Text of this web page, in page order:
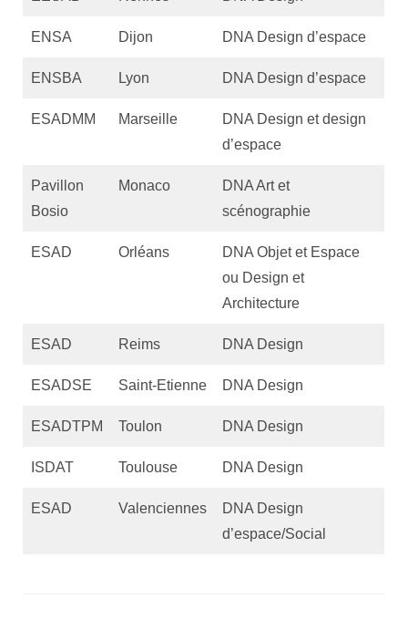
ENSA Dijon DNA Design d’espace
ENSBA Lyon DNA Design d’espace
ESADMM Marseille
DNA Design et design
d’espace
Pavillon
Bosio
Monaco
DNA Art et
scénographie
ESAD Orléans
DNA Objet et Espace
ou Design et
Architecture
ESAD Reims DNA Design
ESADSE Saint-Etienne DNA Design
ESADTPM Toulon DNA Design
ISDAT Toulouse DNA Design
ESAD Valenciennes
DNA Design
d’espace/Social